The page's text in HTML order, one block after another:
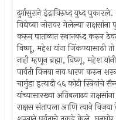
दुर्गासुराने इंद्राविरुध्द युध्द पुकारले.
विद्येच्या जोरावर मेलेल्या
करुन पाताळात स्थानबध्द करुन
विष्णू, महेश यांना जिंकण्यासाठी
नाही म्हणून ब्रह्मा, विष्णू, महेश
पार्वती विजया नाव धारण करुन
चामुंडा इत्यादी ५६ कोटी
यांच्यासारख्या अतिबलाढय
राक्षस संतापला आणि त्याने